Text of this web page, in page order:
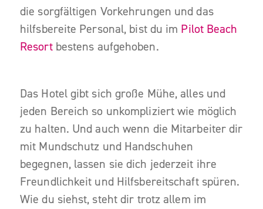
die sorgfältigen Vorkehrungen und das
hilfsbereite Personal, bist du im Pilot Beach
Resortbestens aufgehoben.
Das Hotel gibt sich große Mühe, alles und
jeden Bereich so unkompliziert wie möglich
zu halten. Und auch wenn die Mitarbeiter dir
mit Mundschutz und Handschuhen
begegnen, lassen sie dich jederzeit ihre
Freundlichkeit und Hilfsbereitschaft spüren.
Wie du siehst, steht dir trotz allem im